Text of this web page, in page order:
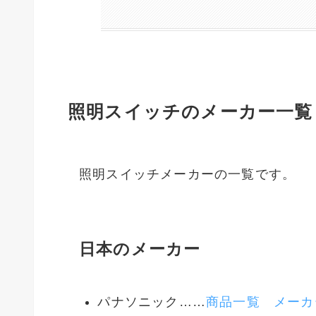
照明スイッチのメーカー一覧
照明スイッチメーカーの一覧です。
日本のメーカー
パナソニック……商品一覧 メー